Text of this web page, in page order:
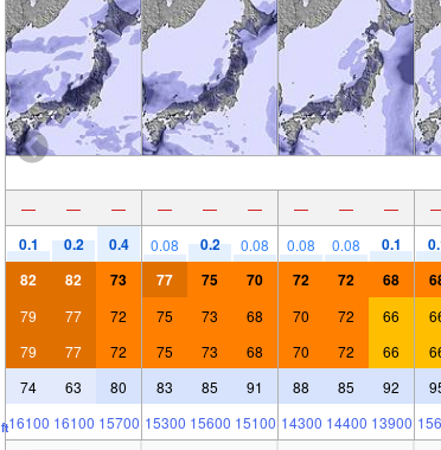
— — — — — — — — —
0.1 0.2 0.4 0.08 0.2 0.08 0.08 0.08 0.1
82 82 73 77 75 70 72 72 68
79 77 72 75 73 68 70 72 66
79 77 72 75 73 68 70 72 66
74 63 80 83 85 91 88 85 92
ft16100 16100 15700 15300 15600 15100 14300 14400 13900